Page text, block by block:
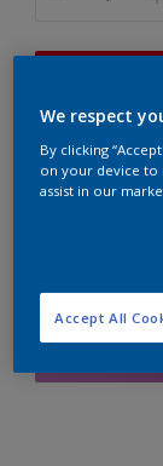
10 L
te bestellen.
er hard aan
We respect
By clicking
on your device to
assist in our
Accept All